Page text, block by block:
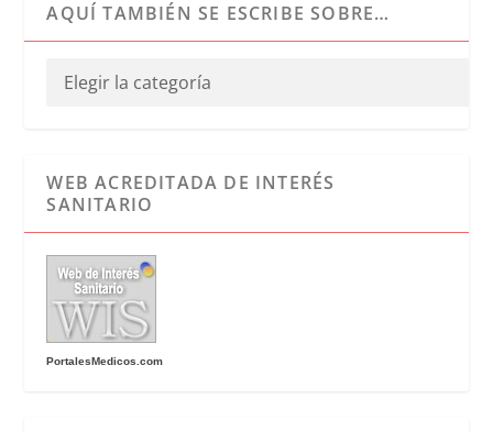
AQUÍ TAMBIÉN SE ESCRIBE SOBRE…
WEB ACREDITADA DE INTERÉS
SANITARIO
PortalesMedicos.com